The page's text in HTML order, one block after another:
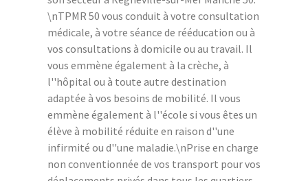
\nTPMR 50 vous conduit à votre consultation
médicale, à votre séance de rééducation ou à
vos consultations à domicile ou au travail. Il
vous emmène également à la crèche, à
l''hôpital ou à toute autre destination
adaptée à vos besoins de mobilité. Il vous
emmène également à l''école si vous êtes un
élève à mobilité réduite en raison d''une
infirmité ou d''une maladie.\nPrise en charge
non conventionnée de vos transport pour vos